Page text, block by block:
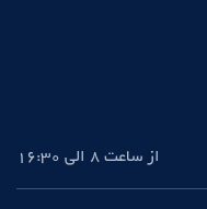
از ساعت 8 الی 16:30